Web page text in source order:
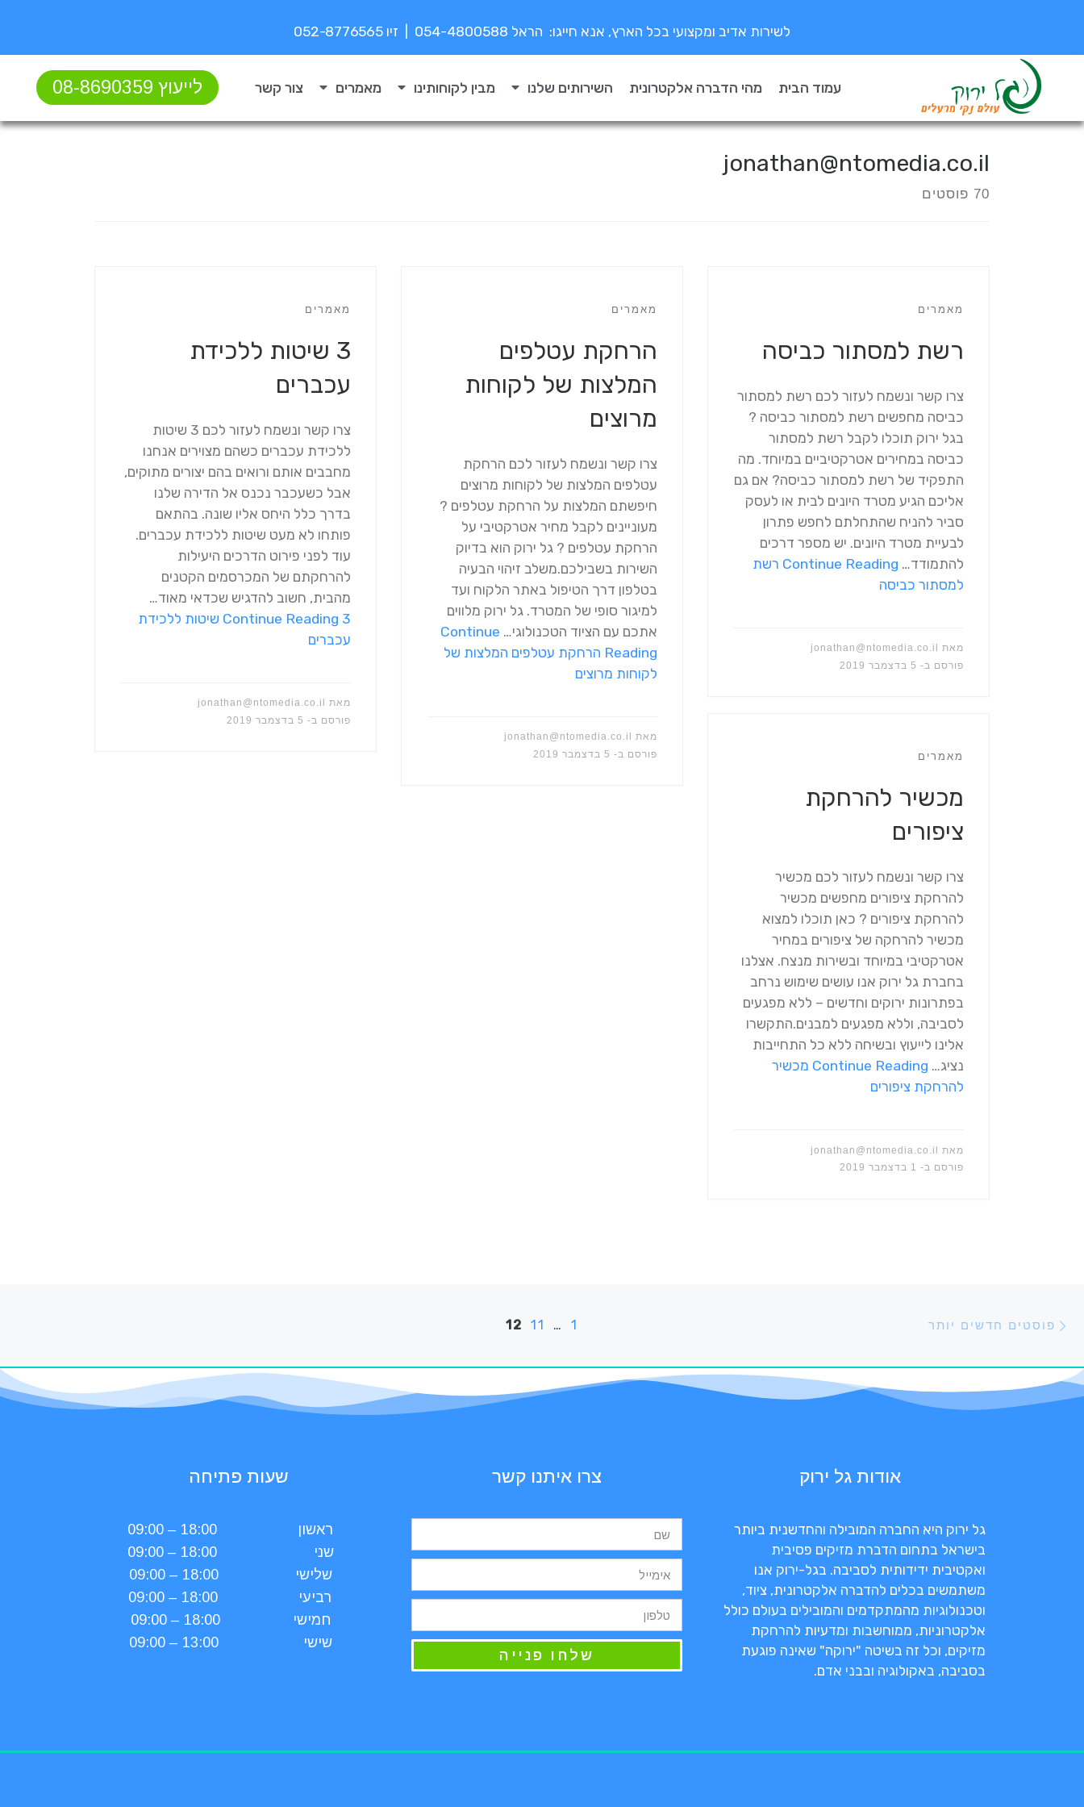
לשירות אדיב ומקצועי בכל הארץ, אנא חייגו: הראל 054-4800588 | זיו 052-8776565
עמוד הבית מהי הדברה אלקטרונית השירותים שלנו מבין לקוחותינו מאמרים צור קשר לייעוץ 08-8690359
jonathan@ntomedia.co.il
70 פוסטים
מאמרים
רשת למסתור כביסה
צרו קשר ונשמח לעזור לכם רשת למסתור
כביסה מחפשים רשת למסתור כביסה ?
בגל ירוק תוכלו לקבל רשת למסתור
כביסה במחירים אטרקטיביים במיוחד. מה
התפקיד של רשת למסתור כביסה? אם גם
אליכם הגיע מטרד היונים לבית או לעסק
סביר להניח שהתחלתם לחפש פתרון
לבעיית מטרד היונים. יש מספר דרכים
להתמודד… Continue Reading רשת
למסתור כביסה
מאת
jonathan@ntomedia.co.il
פורסם ב- 5 בדצמבר 2019
מאמרים
הרחקת עטלפים
המלצות של לקוחות
מרוצים
צרו קשר ונשמח לעזור לכם הרחקת
עטלפים המלצות של לקוחות מרוצים
חיפשתם המלצות על הרחקת עטלפים ?
מעוניינים לקבל מחיר אטרקטיבי על
הרחקת עטלפים ? גל ירוק הוא בדיוק
השירות בשבילכם.משלב זיהוי הבעיה
בטלפון דרך הטיפול באתר הלקוח ועד
למיגור סופי של המטרד. גל ירוק מלווים
אתכם עם הציוד הטכנולוגי… Continue
Reading הרחקת עטלפים המלצות של
לקוחות מרוצים
מאת
jonathan@ntomedia.co.il
פורסם ב- 5 בדצמבר 2019
מאמרים
3 שיטות ללכידת
עכברים
צרו קשר ונשמח לעזור לכם 3 שיטות
ללכידת עכברים כשהם מצוירים אנחנו
מחבבים אותם ורואים בהם יצורים מתוקים,
אבל כשעכבר נכנס אל הדירה שלנו
בדרך כלל היחס אליו שונה. בהתאם
פותחו לא מעט שיטות ללכידת עכברים.
עוד לפני פירוט הדרכים היעילות
להרחקתם של המכרסמים הקטנים
מהבית, חשוב להדגיש שכדאי מאוד…
Continue Reading 3 שיטות ללכידת
עכברים
מאת
jonathan@ntomedia.co.il
פורסם ב- 5 בדצמבר 2019
מאמרים
מכשיר להרחקת
ציפורים
צרו קשר ונשמח לעזור לכם מכשיר
להרחקת ציפורים מחפשים מכשיר
להרחקת ציפורים ? כאן תוכלו למצוא
מכשיר להרחקה של ציפורים במחיר
אטרקטיבי במיוחד ובשירות מנצח. אצלנו
בחברת גל ירוק אנו עושים שימוש נרחב
בפתרונות ירוקים וחדשים – ללא מפגעים
לסביבה, וללא מפגעים למבנים.התקשרו
אלינו לייעוץ ובשיחה ללא כל התחייבות
נציג… Continue Reading מכשיר
להרחקת ציפורים
מאת jonathan@ntomedia.co.il
פורסם ב- 1 בדצמבר 2019
פוסטים חדשים יותר 1
…
11
12
אודות גל ירוק
גל ירוק היא החברה המובילה והחדשנית ביותר
בישראל בתחום הדברת מזיקים פסיבית
ואקטיבית ידידותית לסביבה. בגל-ירוק אנו
משתמשים בכלים להדברה אלקטרונית, ציוד,
וטכנולוגיות מהמתקדמים והמובילים בעולם כולל
אלקטרוניות, ממוחשבות ומדעיות להרחקת
מזיקים, וכל זה בשיטה "ירוקה" שאינה פוגעת
בסביבה, באקולוגיה ובבני אדם.
צרו איתנו קשר
שלחו פנייה
שעות פתיחה
ראשון 18:00 – 09:00
שני18:00 – 09:00
שלישי18:00 – 09:00
רביעי 18:00 – 09:00
חמישי18:00 – 09:00
שישי13:00 – 09:00